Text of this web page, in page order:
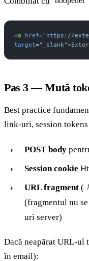
<a href="https://
target="_blank"
Pas 3 — Mută
Best practice
link-uri, session
POST body
Session cookie
URL fragment (
(fragmentul nu
uri server)
Dacă neapărat URL-ul
în email):